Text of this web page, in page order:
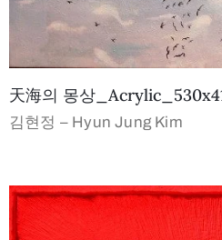
天海의 몽상
김현정 – Hyun Jung Kim